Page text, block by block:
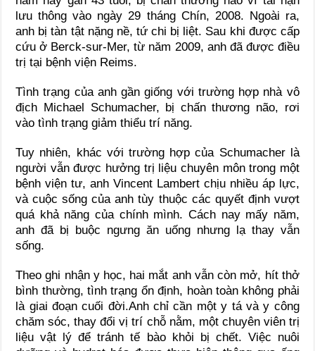
lưu thông vào ngày 29 tháng Chín, 2008. Ngoài ra,
anh bị tàn tật nặng nề, tứ chi bị liệt. Sau khi được cấp
cứu ở Berck-sur-Mer, từ năm 2009, anh đã được điều
trị tại bệnh viện Reims.
Tình trạng của anh gần giống với trường hợp nhà vô
địch Michael Schumacher, bị chấn thương não, rơi
vào tình trạng giảm thiểu trí năng.
Tuy nhiên, khác với trường hợp của Schumacher là
người vẫn được hưởng trị liệu chuyên môn trong một
bệnh viện tư, anh Vincent Lambert chịu nhiều áp lực,
và cuộc sống của anh tùy thuộc các quyết định vượt
quá khả năng của chính mình. Cách nay mấy năm,
anh đã bị buộc ngưng ăn uống nhưng lạ thay vẫn
sống.
Theo ghi nhận y học, hai mắt anh vẫn còn mở, hít thở
bình thường, tình trạng ổn định, hoàn toàn không phải
là giai đoạn cuối đời.Anh chỉ cần một y tá và y công
chăm sóc, thay đổi vị trí chỗ nằm, một chuyên viên trị
liệu vật lý để tránh tế bào khỏi bị chết. Việc nuôi